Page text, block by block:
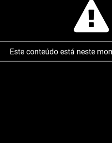
Este conteúdo está neste